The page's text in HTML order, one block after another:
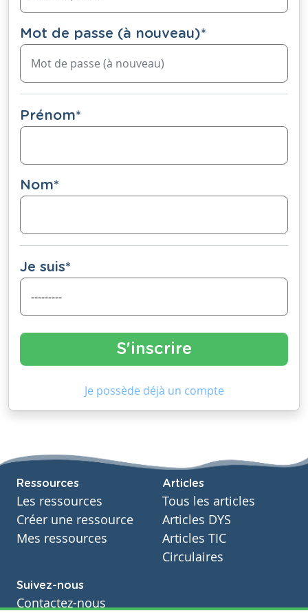
Mot de passe (à nouveau)*
Prénom*
Nom*
Je suis*
Je possède déjà un compte
Ressources
Les ressources
Créer une ressource
Mes ressources
Articles
Tous les articles
Articles DYS
Articles TIC
Circulaires
Suivez-nous
Contactez-nous